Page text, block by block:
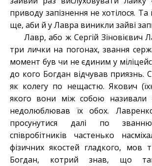
приводу запізнення не хотілося.
ще, аби й у Лавра виникли зайві
Лавр, або ж Сергій Зіновієвич
три лички на погонах, звання
момент був чи не єдиним у
до кого Богдан відчував приязнь.
як колегу по нещастю. Якович
якого вони між собою називали
недолюблював їх обох.
просунутися далі по
співробітників частенько
фізичних якостей гладкого, мов
Богдан, котрий знав, що